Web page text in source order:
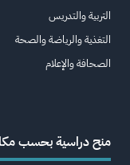
التربية والتدريس
التغذية والرياضة والصحة
الصحافة والإعلام
منح دراسية بحسب